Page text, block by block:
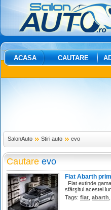
ACASA CAUTARE
SalonAuto Stiri auto evo
Cautare evo
Fiat Abarth
Fiat extinde
sfârşitul acestei
Tags: fiat abarth